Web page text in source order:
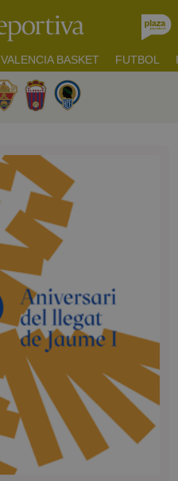
VALENCIA BASKET FUTBOL